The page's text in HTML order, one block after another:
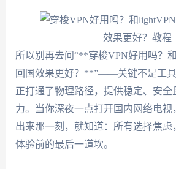
所以别再去问“**穿梭VPN好用吗？
回国效果更好？**”——关键不是工
正打通了物理路径，提供稳定、安全
力。当你深夜一点打开国内网络电视
出来那一刻，就知道：所有选择焦虑
体验前的最后一道坎。